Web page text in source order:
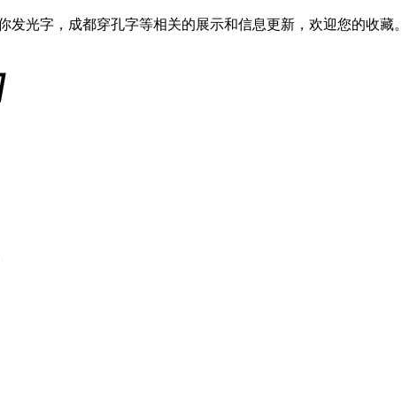
发光字，成都穿孔字等相关的展示和信息更新，欢迎您的收藏。